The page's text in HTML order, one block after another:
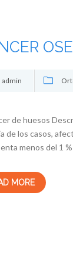
admin
de huesos
de los casos,
menos del 1
MORE